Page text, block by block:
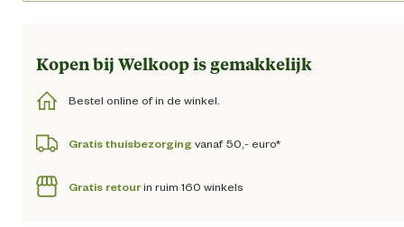
Kopen bij Welkoop is gemakkelijk
Bestel online of in de winkel.
Gratis thuisbezorging vanaf 50,- euro*
Gratis retourin ruim 160 winkels